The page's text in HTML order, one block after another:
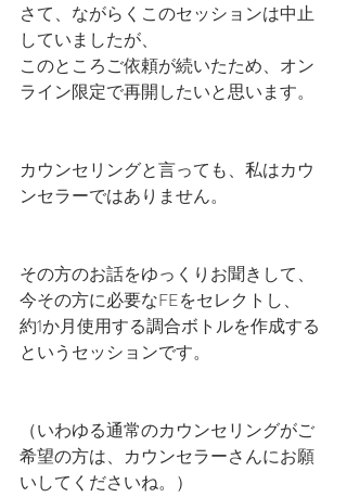
さて、ながらくこのセッションは中止
していましたが、
このところご依頼が続いたため、オン
ライン限定で再開したいと思います。
カウンセリングと言っても、私はカウ
ンセラーではありません。
その方のお話をゆっくりお聞きして、
今その方に必要なFEをセレクトし、
約1か月使用する調合ボトルを作成する
というセッションです。
（いわゆる通常のカウンセリングがご
希望の方は、カウンセラーさんにお願
いしてくださいね。）